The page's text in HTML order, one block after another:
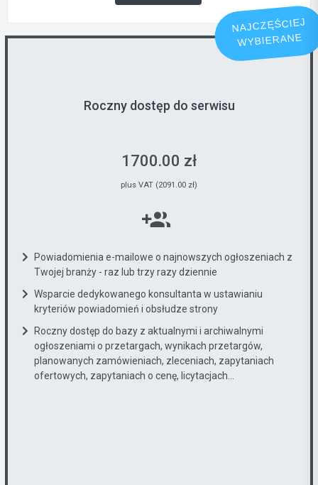
NAJCZĘŚCIEJ
WYBIERANE
Roczny dostęp do serwisu
1700.00 zł
plus VAT (2091.00 zł)
Powiadomienia e-mailowe o najnowszych ogłoszeniach z
Twojej branży - raz lub trzy razy dziennie
Wsparcie dedykowanego konsultanta w ustawianiu
kryteriów powiadomień i obsłudze strony
Roczny dostęp do bazy z aktualnymi i archiwalnymi
ogłoszeniami o przetargach, wynikach przetargów,
planowanych zamówieniach, zleceniach, zapytaniach
ofertowych, zapytaniach o cenę, licytacjach...